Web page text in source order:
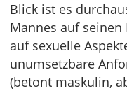
Blick ist es
Mannes auf
auf sexuelle
unumsetzbare
(betont maskulin,